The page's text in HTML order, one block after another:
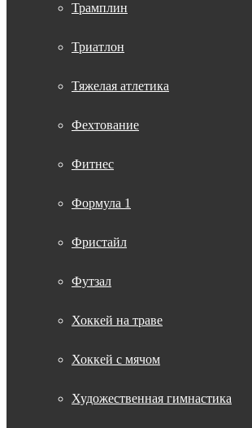
Трамплин
Триатлон
Тяжелая атлетика
Фехтование
Фитнес
Формула 1
Фристайл
Футзал
Хоккей на траве
Хоккей с мячом
Художественная гимнастика